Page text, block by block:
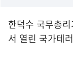
한덕수 국무총
서 열린 국가테